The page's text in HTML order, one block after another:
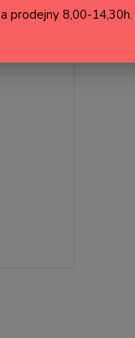
prodejny 8,00-